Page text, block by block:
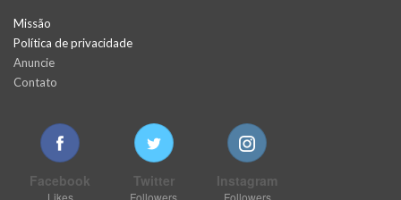
Missão
Política de privacidade
Anuncie
Contato
Facebook
Likes
Twitter
Followers
Instagram
Followers